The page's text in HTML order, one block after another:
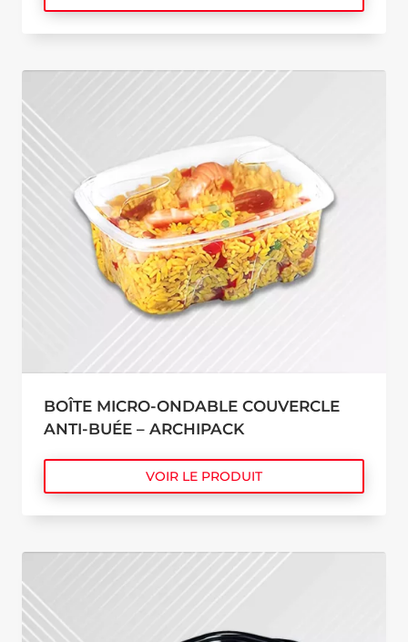
BOÎTE MICRO-ONDABLE COUVERCLE
ANTI-BUÉE – ARCHIPACK
VOIR LE PRODUIT